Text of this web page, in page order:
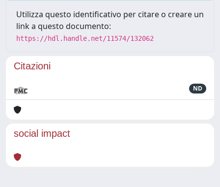
Utilizza questo identificativo per citare o creare un
link a questo documento:
https://hdl.handle.net/11574/132062
Citazioni
ND
social impact